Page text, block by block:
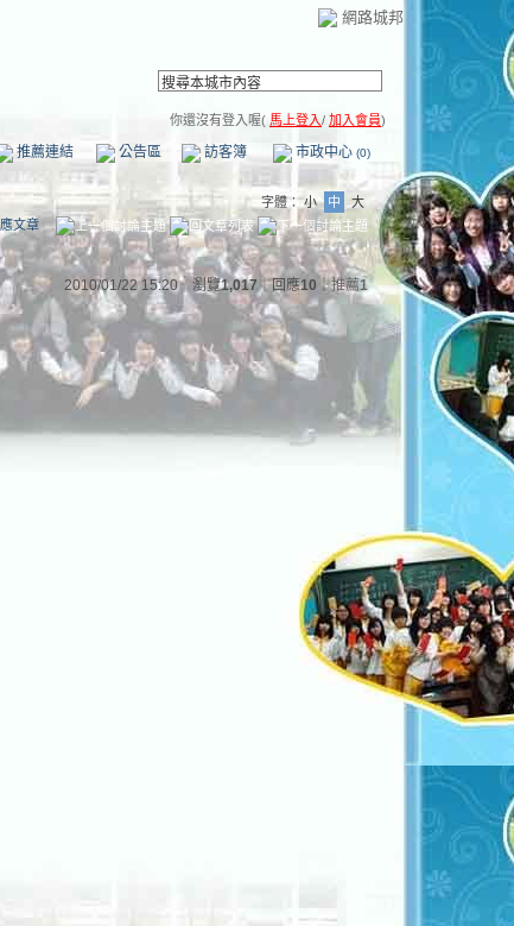
網路城邦
你還沒有登入喔( 馬上登入/ 加入會員)
推薦連結 公告區 訪客簿 市政中心 (0)
字體： 小 中
大
文章
2010/01/22 15:20 瀏覽1,017 ｜回應10 ｜推薦1